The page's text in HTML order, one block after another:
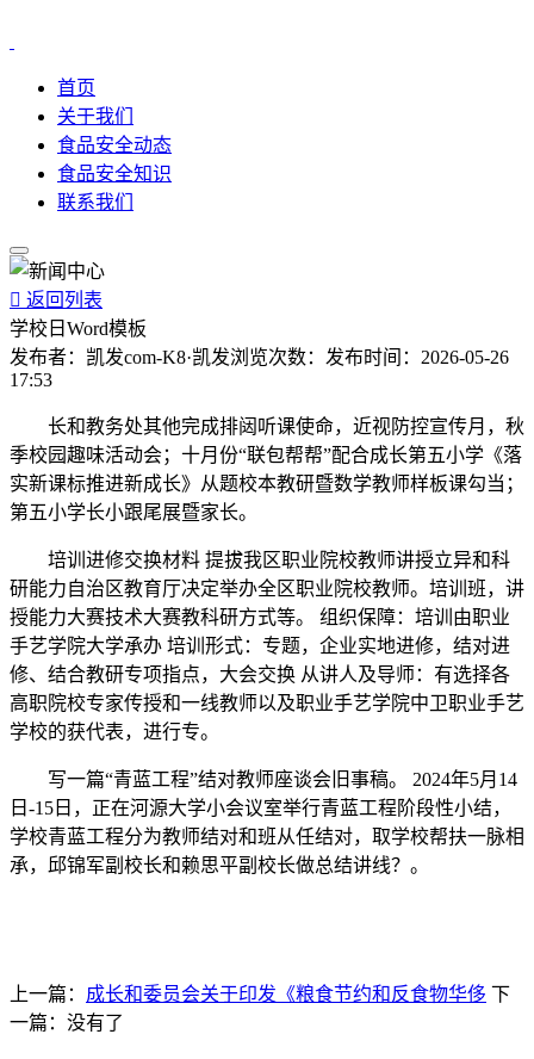
首页
关于我们
食品安全动态
食品安全知识
联系我们
 返回列表
学校日Word模板
发布者： 凯发com-K8·凯发浏览次数： 发布时间： 2026-05-26
17:53
长和教务处其他完成排闼听课使命，近视防控宣传月，秋
季校园趣味活动会；十月份“联包帮帮”配合成长第五小学《落
实新课标推进新成长》从题校本教研暨数学教师样板课勾当；
第五小学长小跟尾展暨家长。
培训进修交换材料 提拔我区职业院校教师讲授立异和科
研能力自治区教育厅决定举办全区职业院校教师。培训班，讲
授能力大赛技术大赛教科研方式等。 组织保障：培训由职业
手艺学院大学承办 培训形式：专题，企业实地进修，结对进
修、结合教研专项指点，大会交换 从讲人及导师：有选择各
高职院校专家传授和一线教师以及职业手艺学院中卫职业手艺
学校的获代表，进行专。
写一篇“青蓝工程”结对教师座谈会旧事稿。 2024年5月14
日-15日，正在河源大学小会议室举行青蓝工程阶段性小结，
学校青蓝工程分为教师结对和班从任结对，取学校帮扶一脉相
承，邱锦军副校长和赖思平副校长做总结讲线？。
上一篇： 成长和委员会关于印发《粮食节约和反食物华侈 下
一篇：没有了